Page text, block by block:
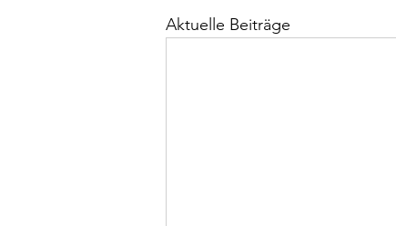
Aktuelle Beiträge